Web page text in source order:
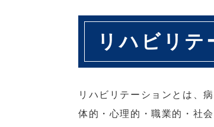
リハビリテ
リハビリテーションとは、
体的・心理的・職業的・社